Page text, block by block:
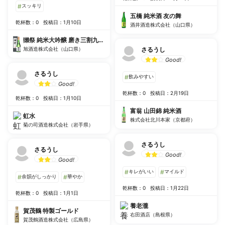
#スッキリ
乾杯数：0 投稿日：1月10日
獺祭 純米大吟醸 磨き三割九分 遠心分離
旭酒造株式会社（山口県）
さるうし
Good!
乾杯数：0 投稿日：1月10日
虹水
菊の司酒造株式会社（岩手県）
さるうし
Good!
#余韻がしっかり #華やか
乾杯数：0 投稿日：1月1日
賀茂鶴 特製ゴールド
賀茂鶴酒造株式会社（広島県）
五橋 純米酒 友の舞
酒井酒造株式会社（山口県）
さるうし
Good!
#飲みやすい
乾杯数：0 投稿日：2月19日
富翁 山田錦 純米酒
株式会社北川本家（京都府）
さるうし
Good!
#キレがいい #マイルド
乾杯数：0 投稿日：1月22日
養老瀧
右田酒店（島根県）